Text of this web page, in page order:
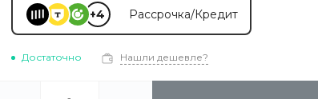
+4 Рассрочка/Кредит
Достаточно Нашли дешевле?